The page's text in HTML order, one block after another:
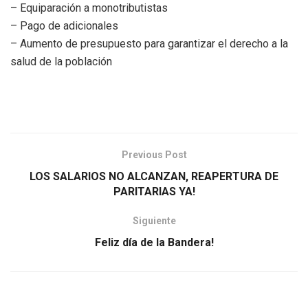
– Equiparación a monotributistas
– Pago de adicionales
– Aumento de presupuesto para garantizar el derecho a la
salud de la población
Previous Post
LOS SALARIOS NO ALCANZAN, REAPERTURA DE
PARITARIAS YA!
Siguiente
Feliz día de la Bandera!